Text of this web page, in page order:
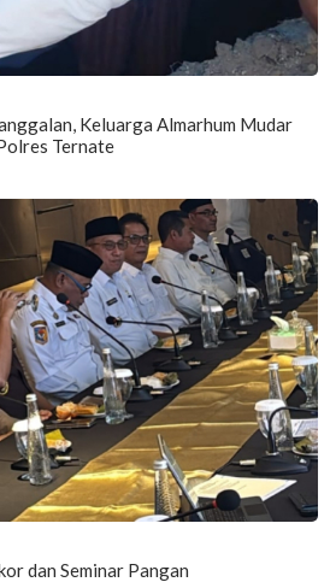
Keluarga Almarhum Mudar
Ternate
dan Seminar Pangan